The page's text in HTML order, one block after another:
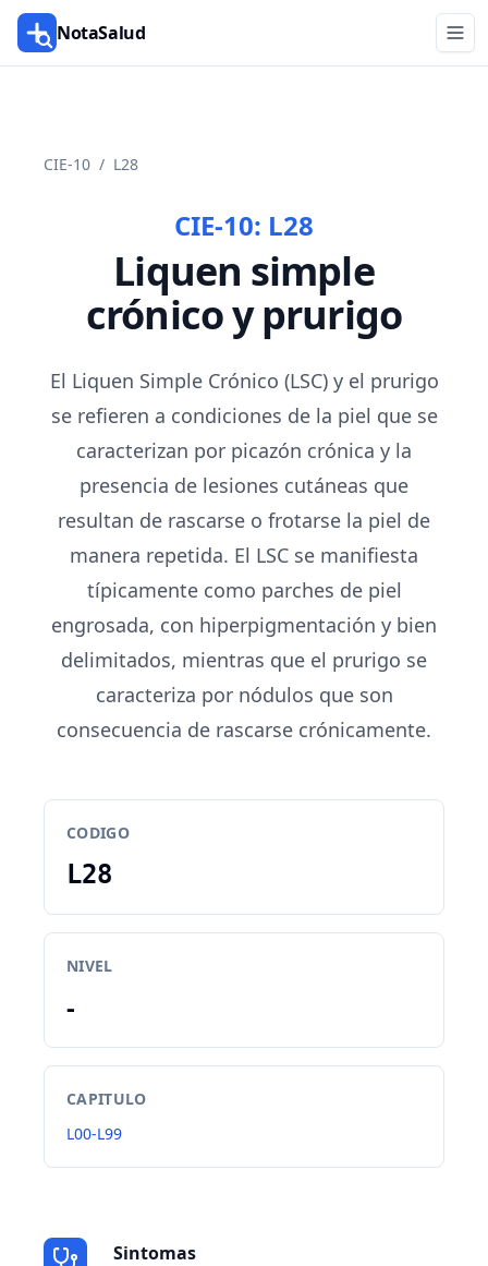
NotaSalud
CIE-10 / L28
CIE-10: L28
Liquen simple
crónico y prurigo
El Liquen Simple Crónico (LSC) y el prurigo
se refieren a condiciones de la piel que se
caracterizan por picazón crónica y la
presencia de lesiones cutáneas que
resultan de rascarse o frotarse la piel de
manera repetida. El LSC se manifiesta
típicamente como parches de piel
engrosada, con hiperpigmentación y bien
delimitados, mientras que el prurigo se
caracteriza por nódulos que son
consecuencia de rascarse crónicamente.
CODIGO
L28
NIVEL
-
CAPITULO
L00-L99
Sintomas